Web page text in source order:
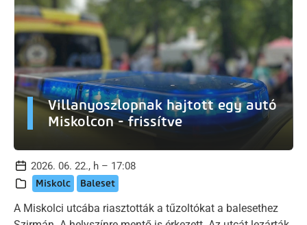
Villanyoszlopnak hajtott egy autó
Miskolcon - frissítve
2026. 06. 22., h – 17:08
Miskolc Baleset
A Miskolci utcába riasztották a tűzoltókat a balesethez